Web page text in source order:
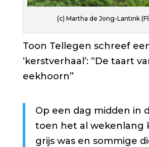
(c) Martha de Jong-Lantink
Toon Tellegen schreef
‘kerstverhaal’: “De taart
eekhoorn”
Op een dag midden in
toen het al wekenlang
grijs was en sommige